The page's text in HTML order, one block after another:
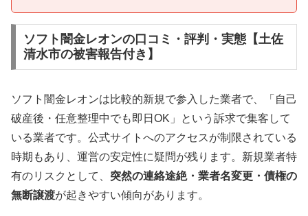
ソフト闇金レオンの口コミ・評判・実態【土佐
清水市の被害報告付き】
ソフト闇金レオンは比較的新規で参入した業者で、「自己
破産後・任意整理中でも即日OK」という訴求で集客して
いる業者です。公式サイトへのアクセスが制限されている
時期もあり、運営の安定性に疑問が残ります。新規業者特
有のリスクとして、 突然の連絡途絶・業者名変更・債権の
無断譲渡が起きやすい傾向があります。